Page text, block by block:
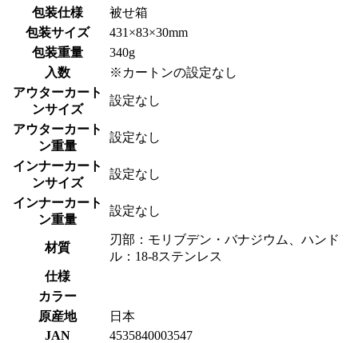
包装仕様
被せ箱
包装サイズ
431×83×30mm
包装重量
340g
入数
※カートンの設定なし
アウターカート
ンサイズ
設定なし
アウターカート
ン重量
設定なし
インナーカート
ンサイズ
設定なし
インナーカート
ン重量
設定なし
材質
刃部：モリブデン・バナジウム、ハンド
ル：18-8ステンレス
仕様
カラー
原産地
日本
JAN
4535840003547